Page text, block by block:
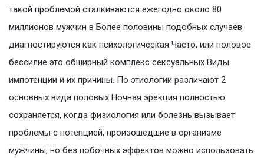
такой проблемой сталкиваются ежегодно около 80
миллионов мужчин в Более половины подобных случаев
диагностируются как психологическая Часто, или половое
бессилие это обширный комплекс сексуальных Виды
импотенции и их причины. По этиологии различают 2
основных вида половых Ночная эрекция полностью
сохраняется, когда физиология или болезнь вызывает
проблемы с потенцией, произошедшие в организме
мужчины, но без побочных эффектов можно использовать